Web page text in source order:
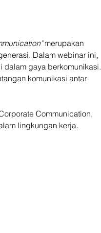
merupakan
Dalam webinar ini,
dalam gaya berkomunikasi.
komunikasi antar
Communication,
lingkungan kerja.